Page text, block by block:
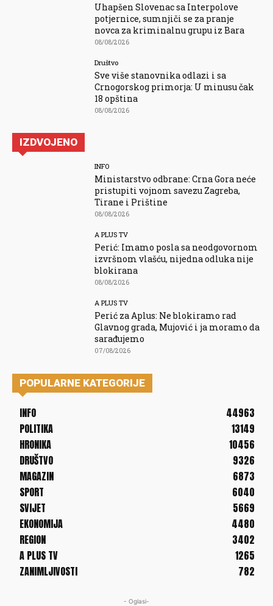
Uhapšen Slovenac sa Interpolove
potjernice, sumnjiči se za pranje
novca za kriminalnu grupu iz Bara
08/08/2026
Društvo
Sve više stanovnika odlazi i sa
Crnogorskog primorja: U minusu čak
18 opština
08/08/2026
IZDVOJENO
INFO
Ministarstvo odbrane: Crna Gora neće
pristupiti vojnom savezu Zagreba,
Tirane i Prištine
08/08/2026
A PLUS TV
Perić: Imamo posla sa neodgovornom
izvršnom vlašću, nijedna odluka nije
blokirana
08/08/2026
A PLUS TV
Perić za Aplus: Ne blokiramo rad
Glavnog grada, Mujović i ja moramo da
sarađujemo
07/08/2026
POPULARNE KATEGORIJE
INFO
44963
POLITIKA
13149
HRONIKA
10456
DRUŠTVO
9326
MAGAZIN
6873
SPORT
6040
SVIJET
5669
EKONOMIJA
4480
REGION
3402
A PLUS TV
1265
ZANIMLJIVOSTI
782
- Oglasi-